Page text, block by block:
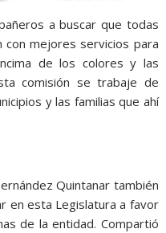
a buscar que todas
con mejores servicios para
de los colores y las
comisión se trabaje de
y las familias que ahí
Quintanar también
en esta Legislatura a favor
de la entidad. Compartió